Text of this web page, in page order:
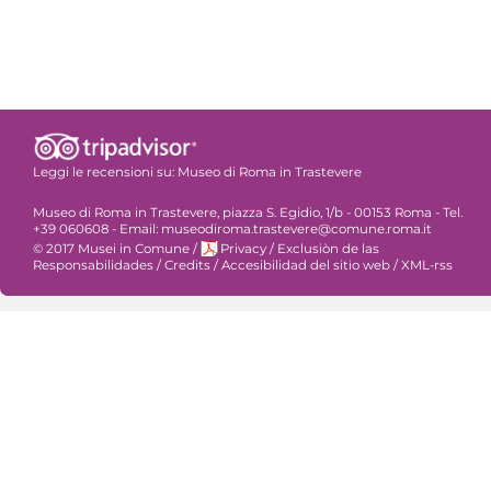
Leggi le recensioni su: Museo di Roma in Trastevere
Museo di Roma in Trastevere, piazza S. Egidio, 1/b - 00153 Roma - Tel.
+39 060608 - Email: museodiroma.trastevere@comune.roma.it
© 2017 Musei in Comune / Privacy / Exclusiòn de las
Responsabilidades / Credits / Accesibilidad del sitio web / XML-rss